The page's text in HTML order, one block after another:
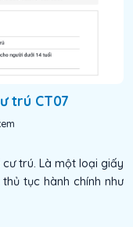
trú CT07
trú. Là một loại giấy
tục hành chính như